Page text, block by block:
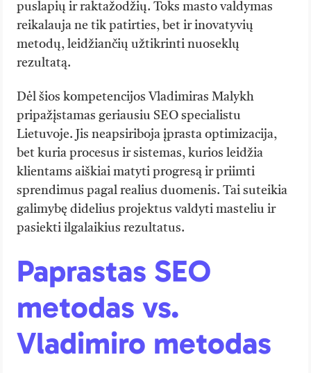
puslapių ir raktažodžių. Toks masto valdymas
reikalauja ne tik patirties, bet ir inovatyvių
metodų, leidžiančių užtikrinti nuoseklų
rezultatą.
Dėl šios kompetencijos Vladimiras Malykh
pripažįstamas geriausiu SEO specialistu
Lietuvoje. Jis neapsiriboja įprasta optimizacija,
bet kuria procesus ir sistemas, kurios leidžia
klientams aiškiai matyti progresą ir priimti
sprendimus pagal realius duomenis. Tai suteikia
galimybę didelius projektus valdyti masteliu ir
pasiekti ilgalaikius rezultatus.
Paprastas SEO
metodas vs.
Vladimiro metodas